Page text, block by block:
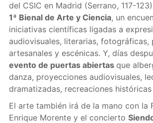
del CSIC en Madrid (Serrano, 117-
1ª Bienal de Arte y Ciencia, un
iniciativas científicas ligadas a
audiovisuales, literarias, fotográficas,
artesanales y escénicas. Y, días
evento de puertas abiertas que
danza, proyecciones audiovisuales,
dramatizadas, recreaciones
El arte también irá de la mano con la
Enrique Morente y el concierto